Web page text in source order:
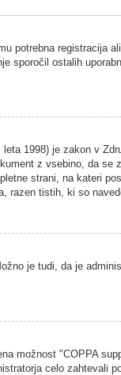
potrebna registracija
sporočil ostalih
1998) je zakon v
z vsebino, da
strani, na kateri
razen tistih, ki so
je tudi, da je
možnost "COPPA
celo zahtevali